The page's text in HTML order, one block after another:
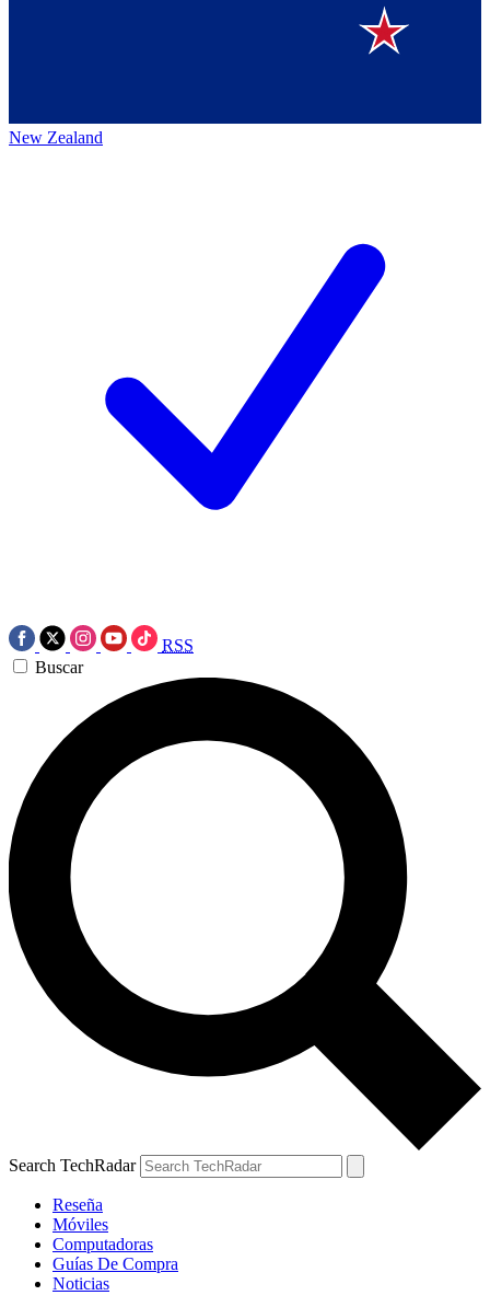
New Zealand
RSS
Buscar
Search TechRadar
Reseña
Móviles
Computadoras
Guías De Compra
Noticias